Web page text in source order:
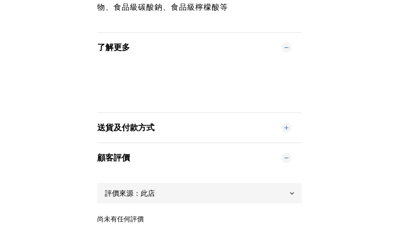
物、食品級碳酸鈉、食品級檸檬酸等
了解更多
送貨及付款方式
顧客評價
尚未有任何評價